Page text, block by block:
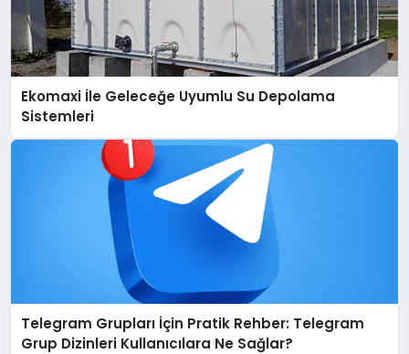
Ekomaxi İle Geleceğe Uyumlu Su Depolama
Sistemleri
Telegram Grupları İçin Pratik Rehber: Telegram
Grup Dizinleri Kullanıcılara Ne Sağlar?